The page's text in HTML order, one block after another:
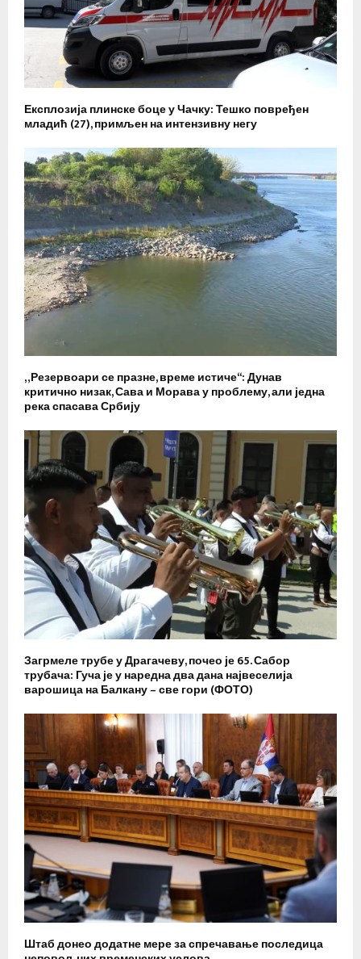
Експлозија плинске боце у Чачку: Тешко повређен
младић (27), примљен на интензивну негу
„Резервоари се празне, време истиче“: Дунав
критично низак, Сава и Морава у проблему, али једна
река спасава Србију
Загрмеле трубе у Драгачеву, почео је 65. Сабор
трубача: Гуча је у наредна два дана највеселија
варошица на Балкану – све гори (ФОТО)
Штаб донео додатне мере за спречавање последица